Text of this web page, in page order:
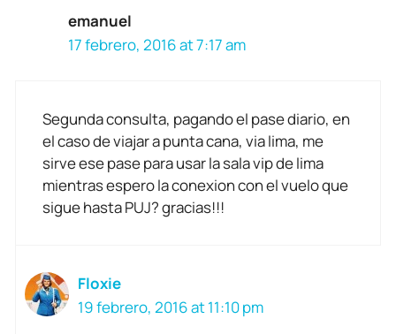
emanuel
17 febrero, 2016 at 7:17 am
Segunda consulta, pagando el pase diario, en
el caso de viajar a punta cana, via lima, me
sirve ese pase para usar la sala vip de lima
mientras espero la conexion con el vuelo que
sigue hasta PUJ? gracias!!!
Floxie
19 febrero, 2016 at 11:10 pm